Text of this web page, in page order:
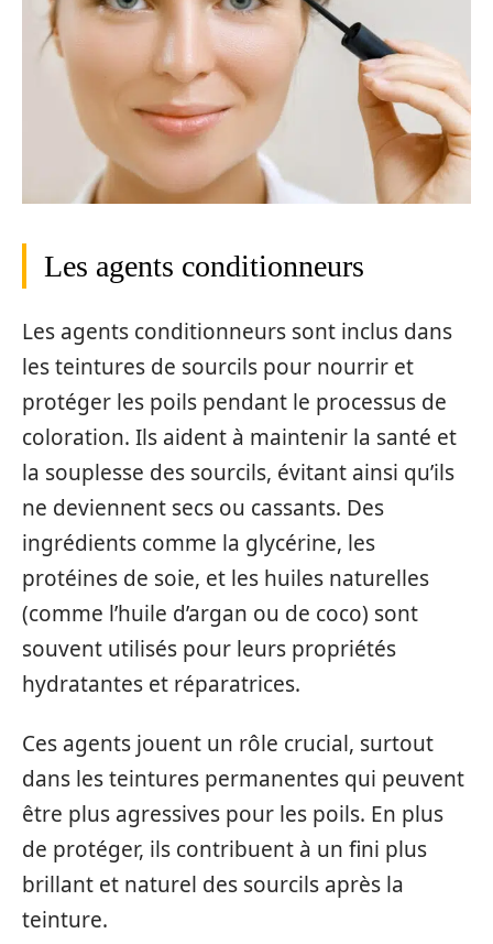
Les agents conditionneurs
Les agents conditionneurs sont inclus dans
les teintures de sourcils pour nourrir et
protéger les poils pendant le processus de
coloration. Ils aident à maintenir la santé et
la souplesse des sourcils, évitant ainsi qu’ils
ne deviennent secs ou cassants. Des
ingrédients comme la glycérine, les
protéines de soie, et les huiles naturelles
(comme l’huile d’argan ou de coco) sont
souvent utilisés pour leurs propriétés
hydratantes et réparatrices.
Ces agents jouent un rôle crucial, surtout
dans les teintures permanentes qui peuvent
être plus agressives pour les poils. En plus
de protéger, ils contribuent à un fini plus
brillant et naturel des sourcils après la
teinture.